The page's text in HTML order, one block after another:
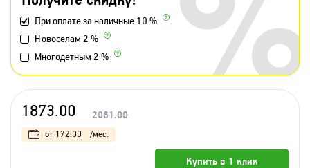
При оплате за наличные 10 %
Новоселам 2 %
Многодетным 2 %
1873.00 2061.00
от 172.00 /мес.
Купить в 1 клик